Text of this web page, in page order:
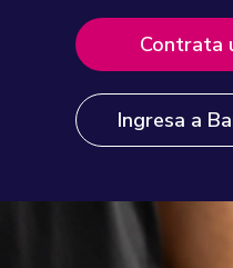
Contrata
Ingresa a